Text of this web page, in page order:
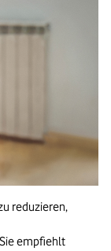
reduzieren,
empfiehlt